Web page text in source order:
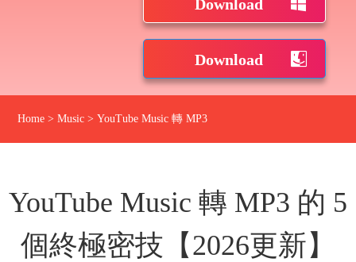
Download
Download
Home >Music >YouTube Music 轉 MP3
YouTube Music 轉 MP3 的 5
個終極密技【2026更新】